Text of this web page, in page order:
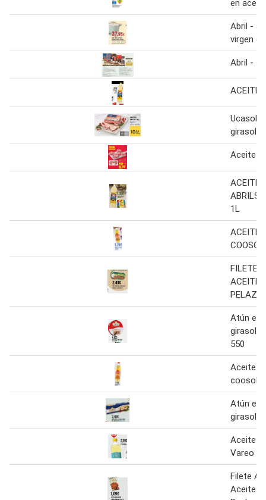
en
Abril -
virgen
Abril -
ACEITE
Ucasol -
girasol
Aceite
ACEITE
1L
ACEITE
COOSOL
FILETE
ACEITE
Atún en
girasol
550
Aceite
coosol
Atún en
girasol
Aceite
Vareo
Filete
Aceite